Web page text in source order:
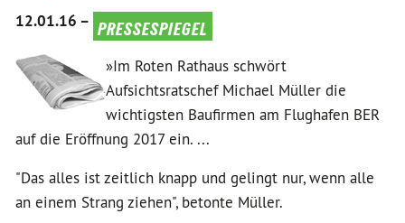
12.01.16 – pressespiegel
»Im Roten Rathaus schwört
Aufsichtsratschef Michael Müller die
wichtigsten Baufirmen am Flughafen BER
auf die Eröffnung 2017 ein. ...
"Das alles ist zeitlich knapp und gelingt nur, wenn alle
an einem Strang ziehen", betonte Müller.